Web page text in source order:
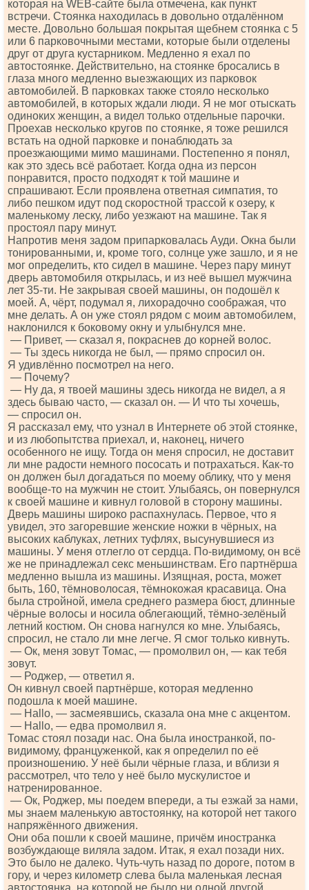
которая на WЕВ-сайте была отмечена, как пункт
встречи. Стоянка находилась в довольно отдалённом
месте. Довольно большая покрытая щебнем стоянка с 5
или 6 парковочными местами, которые были отделены
друг от друга кустарником. Медленно я ехал по
автостоянке. Действительно, на стоянке бросались в
глаза много медленно выезжающих из парковок
автомобилей. В парковках также стояло несколько
автомобилей, в которых ждали люди. Я не мог отыскать
одиноких женщин, а видел только отдельные парочки.
Проехав несколько кругов по стоянке, я тоже решился
встать на одной парковке и понаблюдать за
проезжающими мимо машинами. Постепенно я понял,
как это здесь всё работает. Когда одна из персон
понравится, просто подходят к той машине и
спрашивают. Если проявлена ответная симпатия, то
либо пешком идут под скоростной трассой к озеру, к
маленькому леску, либо уезжают на машине. Так я
простоял пару минут.
Напротив меня задом припарковалась Ауди. Окна были
тонированными, и, кроме того, солнце уже зашло, и я не
мог определить, кто сидел в машине. Через пару минут
дверь автомобиля открылась, и из неё вышел мужчина
лет 35-ти. Не закрывая своей машины, он подошёл к
моей. А, чёрт, подумал я, лихорадочно соображая, что
мне делать. А он уже стоял рядом с моим автомобилем,
наклонился к боковому окну и улыбнулся мне.
— Привет, — сказал я, покраснев до корней волос.
— Ты здесь никогда не был, — прямо спросил он.
Я удивлённо посмотрел на него.
— Почему?
— Ну да, я твоей машины здесь никогда не видел, а я
здесь бываю часто, — сказал он. — И что ты хочешь,
— спросил он.
Я рассказал ему, что узнал в Интернете об этой стоянке,
и из любопытства приехал, и, наконец, ничего
особенного не ищу. Тогда он меня спросил, не доставит
ли мне радости немного пососать и потрахаться. Как-то
он должен был догадаться по моему облику, что у меня
вообще-то на мужчин не стоит. Улыбаясь, он повернулся
к своей машине и кивнул головой в сторону машины.
Дверь машины широко распахнулась. Первое, что я
увидел, это загоревшие женские ножки в чёрных, на
высоких каблуках, летних туфлях, высунувшиеся из
машины. У меня отлегло от сердца. По-видимому, он всё
же не принадлежал секс меньшинствам. Его партнёрша
медленно вышла из машины. Изящная, роста, может
быть, 160, тёмноволосая, тёмнокожая красавица. Она
была стройной, имела среднего размера бюст, длинные
чёрные волосы и носила облегающий, тёмно-зелёный
летний костюм. Он снова нагнулся ко мне. Улыбаясь,
спросил, не стало ли мне легче. Я смог только кивнуть.
— Ок, меня зовут Томас, — промолвил он, — как тебя
зовут.
— Роджер, — ответил я.
Он кивнул своей партнёрше, которая медленно
подошла к моей машине.
— Наllо, — засмеявшись, сказала она мне с акцентом.
— Наllо, — едва промолвил я.
Томас стоял позади нас. Она была иностранкой, по-
видимому, француженкой, как я определил по её
произношению. У неё были чёрные глаза, и вблизи я
рассмотрел, что тело у неё было мускулистое и
натренированное.
— Ок, Роджер, мы поедем впереди, а ты езжай за нами,
мы знаем маленькую автостоянку, на которой нет такого
напряжённого движения.
Они оба пошли к своей машине, причём иностранка
возбуждающе виляла задом. Итак, я ехал позади них.
Это было не далеко. Чуть-чуть назад по дороге, потом в
гору, и через километр слева была маленькая лесная
автостоянка, на которой не было ни одной другой